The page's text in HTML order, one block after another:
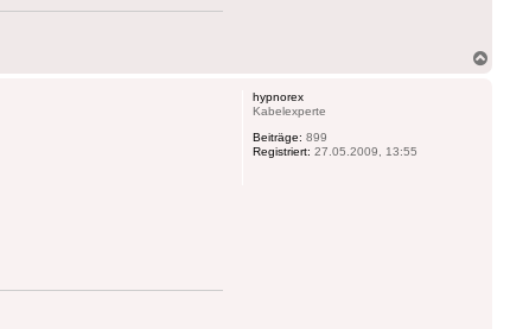
hypnorex
Kabelexperte
Beiträge: 899
Registriert: 27.05.2009, 13:55